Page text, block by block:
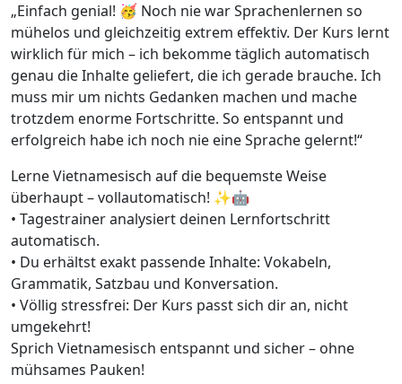
„Einfach genial! 🥳 Noch nie war Sprachenlernen so
mühelos und gleichzeitig extrem effektiv. Der Kurs lernt
wirklich für mich – ich bekomme täglich automatisch
genau die Inhalte geliefert, die ich gerade brauche. Ich
muss mir um nichts Gedanken machen und mache
trotzdem enorme Fortschritte. So entspannt und
erfolgreich habe ich noch nie eine Sprache gelernt!“
Lerne Vietnamesisch auf die bequemste Weise
überhaupt – vollautomatisch! ✨🤖
• Tagestrainer analysiert deinen Lernfortschritt
automatisch.
• Du erhältst exakt passende Inhalte: Vokabeln,
Grammatik, Satzbau und Konversation.
• Völlig stressfrei: Der Kurs passt sich dir an, nicht
umgekehrt!
Sprich Vietnamesisch entspannt und sicher – ohne
mühsames Pauken!